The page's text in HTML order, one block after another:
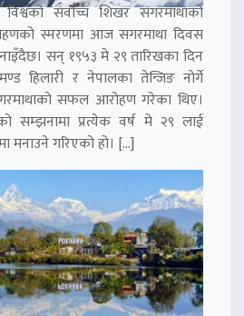
सर्वोच्च शिखर सगरमाथाको
स्मरणमा आज सगरमाथा दिवस
सन् १९५३ मे २९ तारिखका दिन
हिलारी र नेपालका तेन्जिङ नोर्गे
सफल आरोहण गरेका थिए।
सम्झनामा प्रत्येक वर्ष मे २९ लाई
मनाउने गरिएको हो। […]